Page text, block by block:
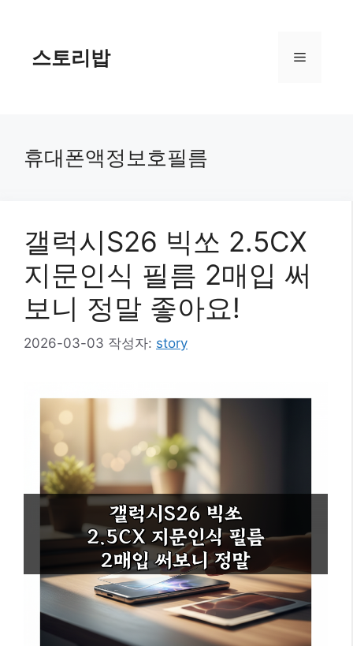
스토리밥 메
휴대폰액정보호필름
갤럭시S26 빅쏘 2.5CX
지문인식 필름 2매입 써
보니 정말 좋아요!
2026-03-03 작성자: story